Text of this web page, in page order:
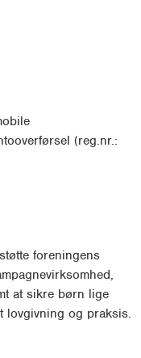
(reg.nr.:
foreningens
at sikre børn lige
og praksis.